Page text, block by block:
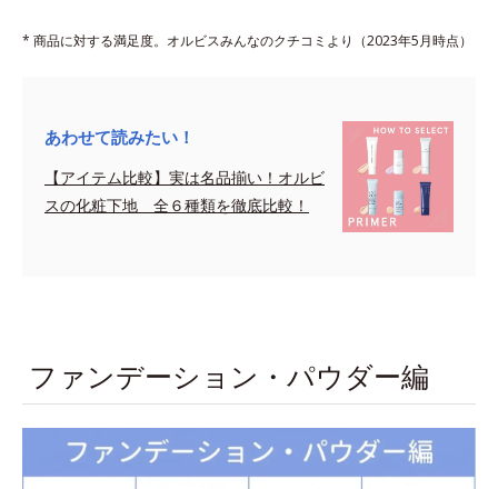
* 商品に対する満足度。オルビスみんなのクチコミより（2023年5月時点）
あわせて読みたい！
【アイテム比較】実は名品揃い！オルビ
スの化粧下地 全６種類を徹底比較！
ファンデーション・パウダー編